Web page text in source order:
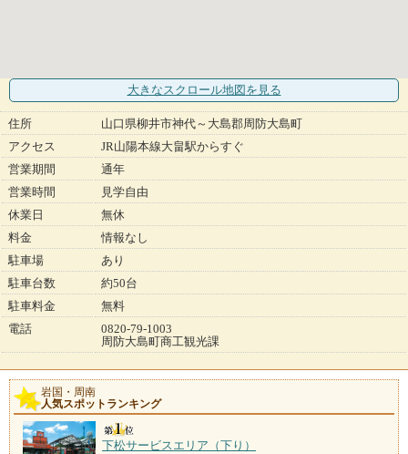
大きなスクロール地図 を見る
住所
山口県柳井市神代～大島郡周防大島町
アクセス
JR山陽本線大畠駅からすぐ
営業期間
通年
営業時間
見学自由
休業日
無休
料金
情報なし
駐車場
あり
駐車台数
約50台
駐車料金
無料
電話
0820-79-1003
周防大島町商工観光課
岩国・周南
人気スポットランキング
下松サービスエリア（下り）